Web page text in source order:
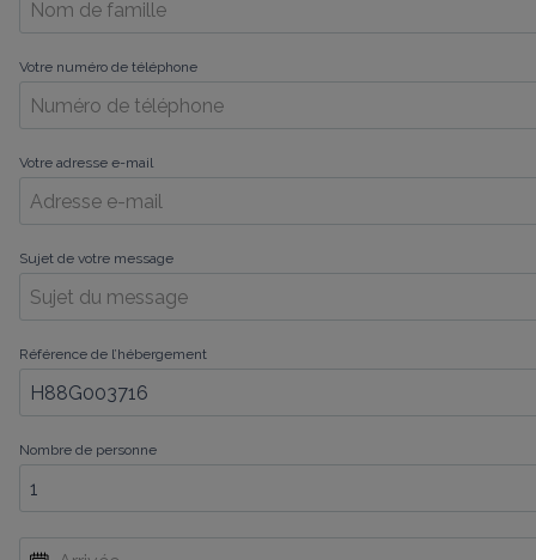
Votre numéro de téléphone
Votre adresse e-mail
Sujet de votre message
Référence de l’hébergement
Nombre de personne